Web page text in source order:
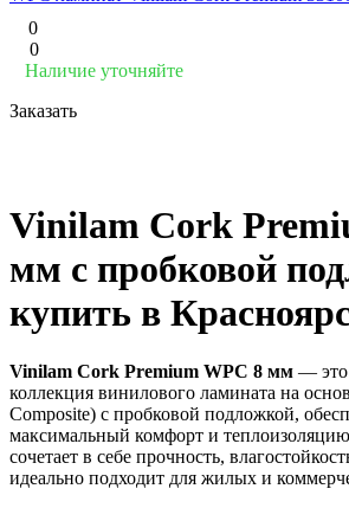
0
0
Наличие уточняйте
Заказать
Vinilam Cork
мм с пробковой
купить в
Vinilam Cork Premium WPC 8 мм — это
коллекция винилового ламината на
Composite) с пробковой подложкой,
максимальный комфорт и
сочетает в себе прочность,
идеально подходит для жилых и